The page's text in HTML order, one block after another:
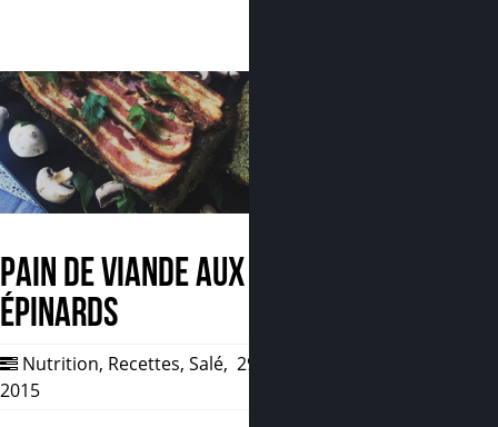
Pain de viande aux
épinards
Nutrition, Recettes, Salé, 29 Sep,
2015